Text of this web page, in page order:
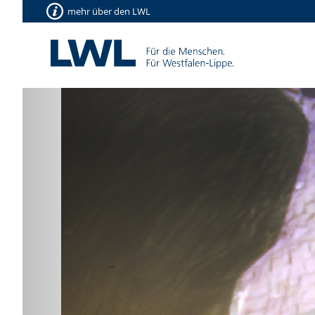
mehr über den LWL